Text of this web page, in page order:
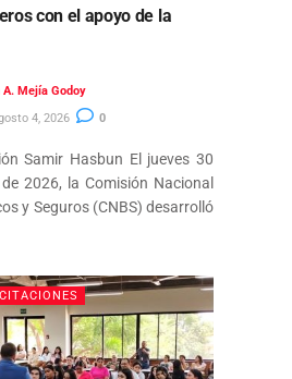
con el apoyo de la
A. Mejía Godoy
4, 2026
0
Samir Hasbun El jueves 30
2026, la Comisión Nacional
y Seguros (CNBS) desarrolló